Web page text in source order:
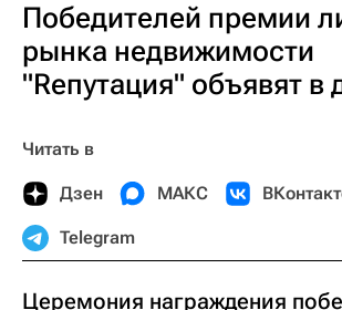
Победителей премии
рынка недвижимости
"Rепутация" объявят в
Читать в
Дзен МАКС
Telegram
Церемония награждения